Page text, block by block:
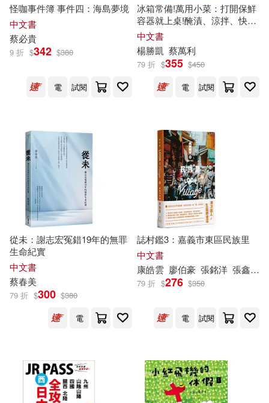
rin(15) 南勝久(15)
蔡亦竹(15) 蔡珠兒(15)
EROKI(14)
王盈彬(14)
蔡社長(14) 蘇曼．查納尼(14)
謝武彰(14) 馬凱馬凱(14)
（法）喬治·桑(14)
Owain Mckimm(13)
白石由希(13) 蔡國勝(13)
台灣東方(42)
財經錢線文化有限公司(42)
山東畫報出版社(41)
布克文化(41) 文國書局(41)
暖暖書屋(41)
中國中醫藥出版社(40)
北京科學技術出版社(39)
天津科學技術出版社(39)
復旦大學出版社(39)
Warner Classics(38)
怪咖事件簿 事件四：海島夢境
中文書
蔡必貴
9 折 $342 $380
電 試閱
冰箱常備!萬用小菜：打開保鮮
容器就上桌!醃漬、涼拌、快
炒、滷製120道小菜，配飯下酒
帶便當，隨取隨吃，美味省時
又省力
中文書
楊勝凱 蔡萬利
79 折 $355 $450
電
試閱
從未：謝志宏冤錯19年的無罪
生命紀實
中文書
蔡春美
79 折 $300 $380
電
誌村鑑3：嘉義市東區民族里
中文書
康皓雲 廖伯豪 張銘洋 張鑫莉
79 折 $276 $350
電 試閱